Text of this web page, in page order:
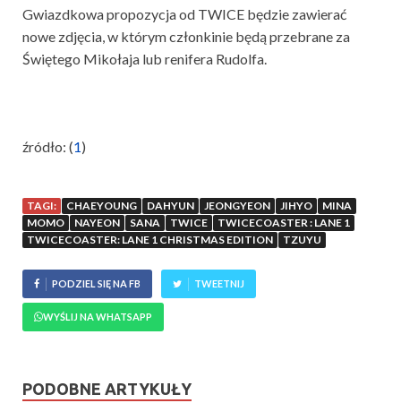
Gwiazdkowa propozycja od TWICE będzie zawierać
nowe zdjęcia, w którym członkinie będą przebrane za
Świętego Mikołaja lub renifera Rudolfa.
źródło: (1)
TAGI: CHAEYOUNG DAHYUN JEONGYEON JIHYO
MINA
MOMO
NAYEON SANA TWICE
TWICECOASTER : LANE 1
TWICECOASTER: LANE 1 CHRISTMAS EDITION
TZUYU
PODZIEL SIĘ NA FB TWEETNIJ
WYŚLIJ NA WHATSAPP
PODOBNE ARTYKUŁY